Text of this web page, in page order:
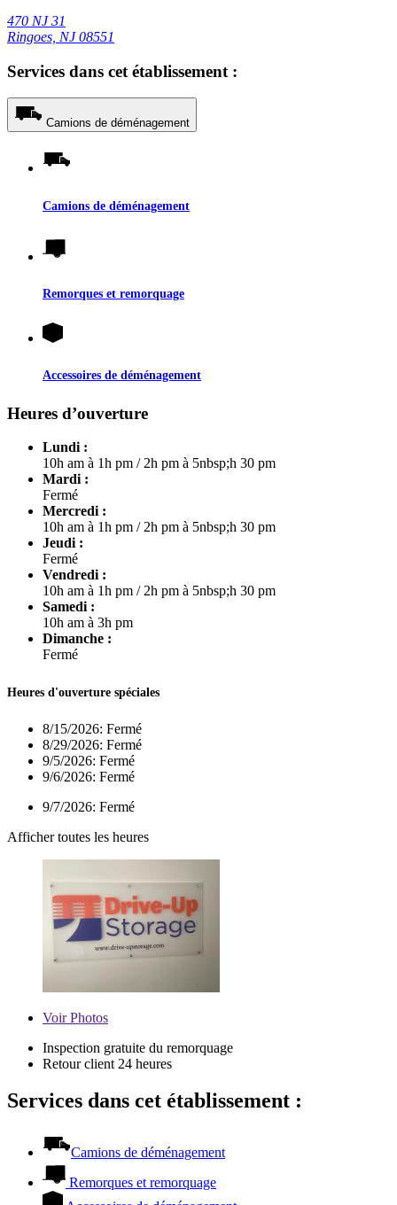
470 NJ 31
Ringoes, NJ 08551
Services dans cet établissement :
Camions de déménagement
Camions de déménagement
Remorques et remorquage
Accessoires de déménagement
Heures d’ouverture
Lundi :
10h am à 1h pm /2h pm à 5nbsp;h 30 pm
Mardi :
Fermé
Mercredi :
10h am à 1h pm /2h pm à 5nbsp;h 30 pm
Jeudi :
Fermé
Vendredi :
10h am à 1h pm /2h pm à 5nbsp;h 30 pm
Samedi :
10h am à 3h pm
Dimanche :
Fermé
Heures d'ouverture spéciales
8/15/2026: Fermé
8/29/2026: Fermé
9/5/2026: Fermé
9/6/2026: Fermé
9/7/2026: Fermé
Afficher toutes les heures
VoirPhotos
Inspection gratuite du remorquage
Retour client 24 heures
Services dans cet établissement :
Camions de déménagement
Remorques et remorquage